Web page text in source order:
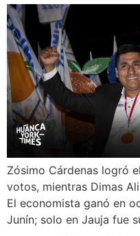
Zósimo Cárdenas logró
votos, mientras Dimas
El economista ganó en
Junín; solo en Jauja fue